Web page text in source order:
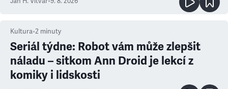
Kultura•2 minuty
Seriál týdne: Robot vám může zlepšit
náladu – sitkom Ann Droid je lekcí z
komiky i lidskosti